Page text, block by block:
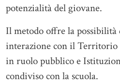
potenzialità del giovane.
Il metodo offre la
interazione con il Territorio
in ruolo pubblico e
condiviso con la scuola.